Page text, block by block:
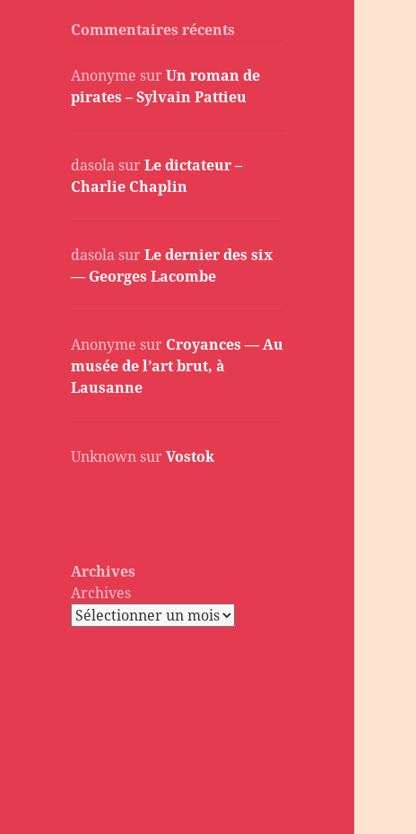
Commentaires récents
Anonyme surUn roman de
pirates – Sylvain Pattieu
dasolasurLe dictateur –
Charlie Chaplin
dasolasurLe dernier des six
— Georges Lacombe
Anonyme sur Croyances — Au
musée de l’art brut, à
Lausanne
UnknownsurVostok
Archives
Archives